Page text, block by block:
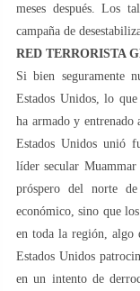
meses después. Los
campaña de
RED TERRORISTA
Si bien seguramente
Estados Unidos, lo que
ha armado y
Estados Unidos unió
líder secular
próspero del norte
económico, sino que
en toda la región, algo
Estados Unidos
en un intento de